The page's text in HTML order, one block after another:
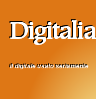
Digitalia
il digitale usato seriamente